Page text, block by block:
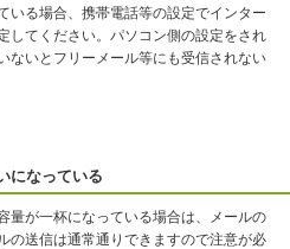
いる場合、携帯電話等の設定でインター
してください。パソコン側の設定をされ
ないとフリーメール等にも受信されない
になっている
量が一杯になっている場合は、メールの
の送信は通常通りできますので注意が必